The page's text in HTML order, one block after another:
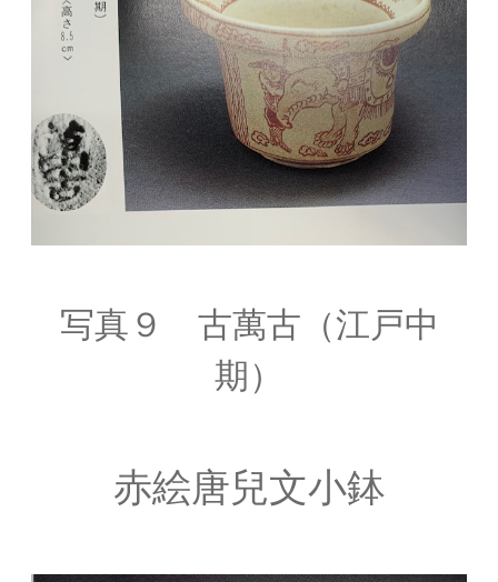
写真９ 古萬古（江戸中
期）
赤絵唐兒文小鉢